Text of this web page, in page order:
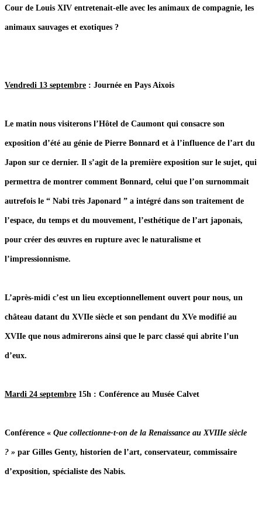
Cour de Louis XIV entretenait-elle avec les animaux de compagnie, les
animaux sauvages et exotiques ?
Vendredi 13 septembre : Journée en Pays Aixois
Le matin nous visiterons l’Hôtel de Caumont qui consacre son
exposition d’été au génie de Pierre Bonnard et à l’influence de l’art du
Japon sur ce dernier. Il s’agit de la première exposition sur le sujet, qui
permettra de montrer comment Bonnard, celui que l’on surnommait
autrefois le “ Nabi très Japonard ” a intégré dans son traitement de
l’espace, du temps et du mouvement, l’esthétique de l’art japonais,
pour créer des œuvres en rupture avec le naturalisme et
l’impressionnisme.
L’après-midi c’est un lieu exceptionnellement ouvert pour nous, un
château datant du XVIIe siècle et son pendant du XVe modifié au
XVIIe que nous admirerons ainsi que le parc classé qui abrite l’un
d’eux.
Mardi 24 septembre 15h : Conférence au Musée Calvet
Conférence « Que collectionne-t-on de la Renaissance au XVIIIe siècle
? » par Gilles Genty, historien de l’art, conservateur, commissaire
d’exposition, spécialiste des Nabis.